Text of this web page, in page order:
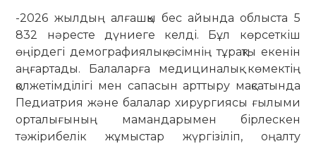
-2026 жылдың алғашқы бес айында облыста 5
832 нәресте дүниеге келді. Бұл көрсеткіш
өңірдегі демографиялық өсімнің тұрақты екенін
аңғартады. Балаларға медициналық көмектің
қолжетімділігі мен сапасын арттыру мақсатында
Педиатрия және балалар хирургиясы ғылыми
орталығының мамандарымен бірлескен
тәжірибелік жұмыстар жүргізіліп, оңалту